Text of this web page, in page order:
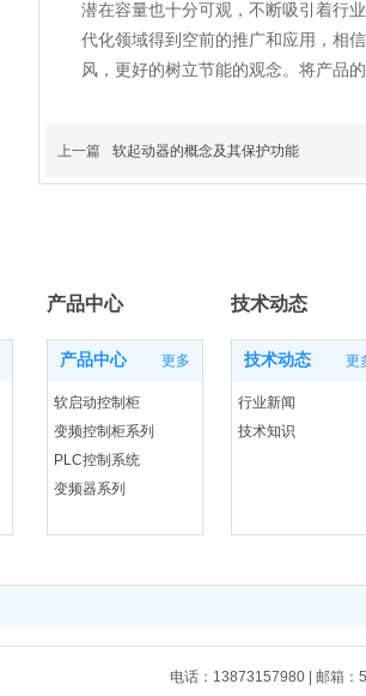
潜在容量也十分可观，不断吸引着行
代化领域得到空前的推广和应用，相
风，更好的树立节能的观念。将产品
上一篇 软起动器的概念及其保护功能
产品中心 更多
软启动控制柜
变频控制柜系列
PLC控制系统
变频器系列
技术动态 更
行业新闻
技术知识
产品中心 技术动态
电话：13873157980 | 邮箱